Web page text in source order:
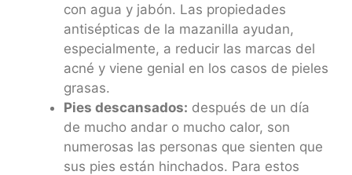
con agua y jabón. Las propiedades
antisépticas de la mazanilla ayudan,
especialmente, a reducir las marcas del
acné y viene genial en los casos de pieles
grasas.
Pies descansados: después de un día
de mucho andar o mucho calor, son
numerosas las personas que sienten que
sus pies están hinchados. Para estos